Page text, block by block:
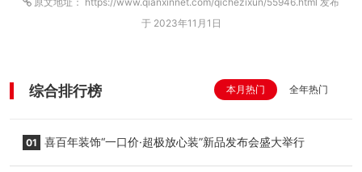
于 2023年11月1日
综合排行榜 本月热门 全年热门
01 喜百年装饰“一口价·超极放心装”新品发布会盛大举行